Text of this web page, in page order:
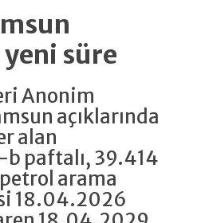
yeni süre
Anonim
açıklarında
alan
paftalı, 39.414
arama
18.04.2026